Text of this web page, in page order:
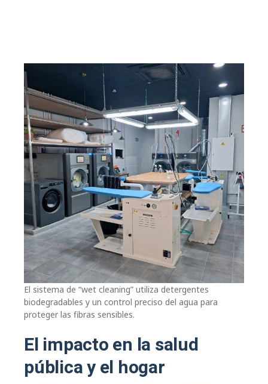
El sistema de “wet cleaning” utiliza detergentes
biodegradables y un control preciso del agua para
proteger las fibras sensibles.
El impacto en la salud
pública y el hogar